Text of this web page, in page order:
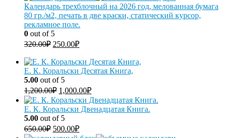
Календарь трехблочный на 2026 год, мелованная бумага
80 гр./м2, печать в две краски, статический курсор,
рекламное поле.
0 out of 5
320.00₽ 250.00₽
Е. К. Коральски Десятая Книга,
5.00 out of 5
1,200.00₽ 1,000.00₽
Е. К. Коральски Двенадцатая Книга.
5.00 out of 5
650.00₽ 500.00₽